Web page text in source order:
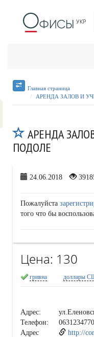
Главная страница
АРЕНДА ЗАЛОВ И
АРЕНДА
ПОДОЛЕ
24.06.2018
Пожалуйста
того что бы
Цена: 130
гривна доллары
Адрес:
Телефон:
0631234770
Адрес
http://